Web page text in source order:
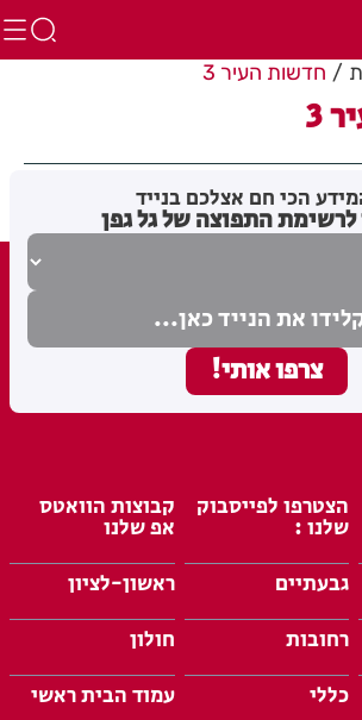
חדשות העיר 3
3
הכי חם אצלכם בנייד
התפוצה של גל גפן
הצטרפו לפייסבוק
שלנו :
קבוצות הוואטס
אפ שלנו
גבעתיים
ראשון-לציון
רחובות
חולון
כללי
עמוד הבית ראשי